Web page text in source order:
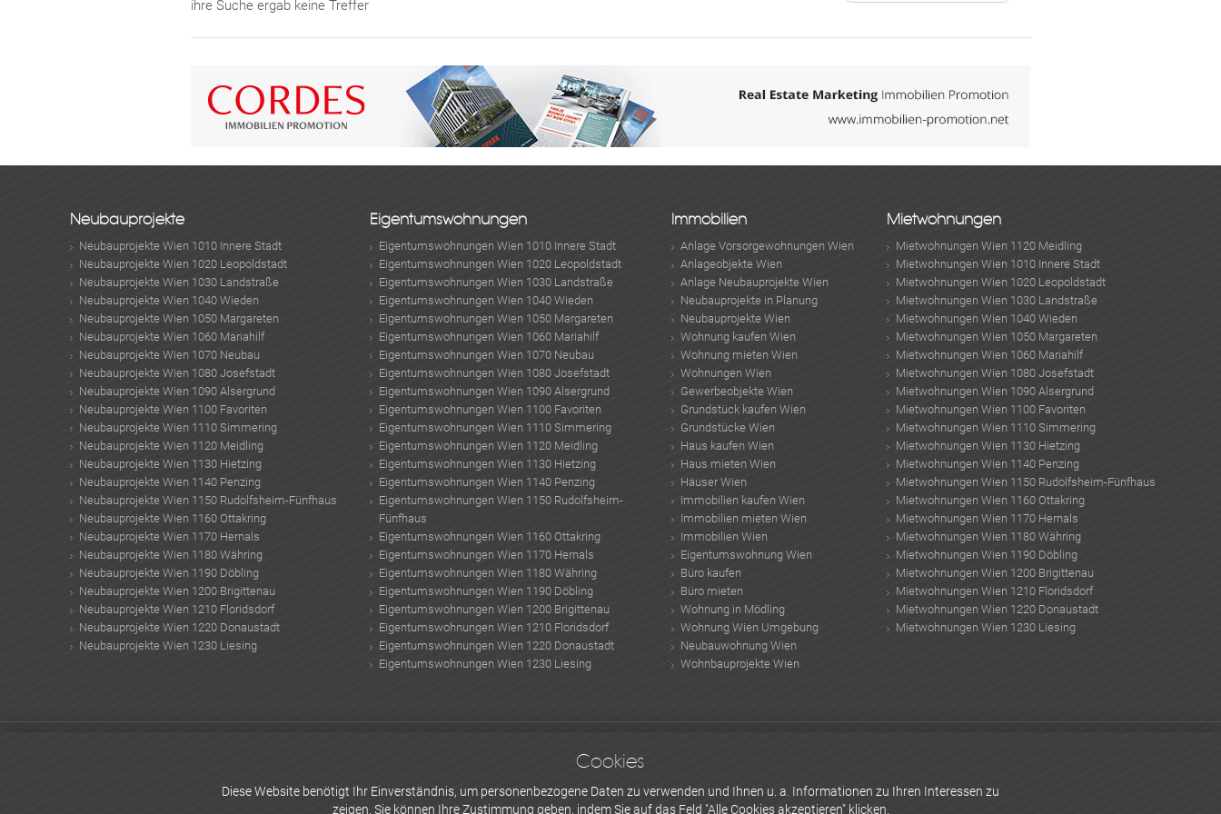
ihre Suche ergab keine Treffer
Neubauprojekte
Neubauprojekte Wien 1010 Innere Stadt
Neubauprojekte Wien 1020 Leopoldstadt
Neubauprojekte Wien 1030 Landstraße
Neubauprojekte Wien 1040 Wieden
Neubauprojekte Wien 1050 Margareten
Neubauprojekte Wien 1060 Mariahilf
Neubauprojekte Wien 1070 Neubau
Neubauprojekte Wien 1080 Josefstadt
Neubauprojekte Wien 1090 Alsergrund
Neubauprojekte Wien 1100 Favoriten
Neubauprojekte Wien 1110 Simmering
Neubauprojekte Wien 1120 Meidling
Neubauprojekte Wien 1130 Hietzing
Neubauprojekte Wien 1140 Penzing
Neubauprojekte Wien 1150 Rudolfsheim-Fünfhaus
Neubauprojekte Wien 1160 Ottakring
Neubauprojekte Wien 1170 Hernals
Neubauprojekte Wien 1180 Währing
Neubauprojekte Wien 1190 Döbling
Neubauprojekte Wien 1200 Brigittenau
Neubauprojekte Wien 1210 Floridsdorf
Neubauprojekte Wien 1220 Donaustadt
Neubauprojekte Wien 1230 Liesing
Eigentumswohnungen
Eigentumswohnungen Wien 1010 Innere Stadt
Eigentumswohnungen Wien 1020 Leopoldstadt
Eigentumswohnungen Wien 1030 Landstraße
Eigentumswohnungen Wien 1040 Wieden
Eigentumswohnungen Wien 1050 Margareten
Eigentumswohnungen Wien 1060 Mariahilf
Eigentumswohnungen Wien 1070 Neubau
Eigentumswohnungen Wien 1080 Josefstadt
Eigentumswohnungen Wien 1090 Alsergrund
Eigentumswohnungen Wien 1100 Favoriten
Eigentumswohnungen Wien 1110 Simmering
Eigentumswohnungen Wien 1120 Meidling
Eigentumswohnungen Wien 1130 Hietzing
Eigentumswohnungen Wien 1140 Penzing
Eigentumswohnungen Wien 1150 Rudolfsheim-
Fünfhaus
Eigentumswohnungen Wien 1160 Ottakring
Eigentumswohnungen Wien 1170 Hernals
Eigentumswohnungen Wien 1180 Währing
Eigentumswohnungen Wien 1190 Döbling
Eigentumswohnungen Wien 1200 Brigittenau
Eigentumswohnungen Wien 1210 Floridsdorf
Eigentumswohnungen Wien 1220 Donaustadt
Eigentumswohnungen Wien 1230 Liesing
Immobilien
Anlage Vorsorgewohnungen Wien
Anlageobjekte Wien
Anlage Neubauprojekte Wien
Neubauprojekte in Planung
Neubauprojekte Wien
Wohnung kaufen Wien
Wohnung mieten Wien
Wohnungen Wien
Gewerbeobjekte Wien
Grundstück kaufen Wien
Grundstücke Wien
Haus kaufen Wien
Haus mieten Wien
Häuser Wien
Immobilien kaufen Wien
Immobilien mieten Wien
Immobilien Wien
Eigentumswohnung Wien
Büro kaufen
Büro mieten
Wohnung in Mödling
Wohnung Wien Umgebung
Neubauwohnung Wien
Wohnbauprojekte Wien
Mietwohnungen
Mietwohnungen Wien 1120 Meidling
Mietwohnungen Wien 1010 Innere Stadt
Mietwohnungen Wien 1020 Leopoldstadt
Mietwohnungen Wien 1030 Landstraße
Mietwohnungen Wien 1040 Wieden
Mietwohnungen Wien 1050 Margareten
Mietwohnungen Wien 1060 Mariahilf
Mietwohnungen Wien 1080 Josefstadt
Mietwohnungen Wien 1090 Alsergrund
Mietwohnungen Wien 1100 Favoriten
Mietwohnungen Wien 1110 Simmering
Mietwohnungen Wien 1130 Hietzing
Mietwohnungen Wien 1140 Penzing
Mietwohnungen Wien 1150 Rudolfsheim-Fünfhaus
Mietwohnungen Wien 1160 Ottakring
Mietwohnungen Wien 1170 Hernals
Mietwohnungen Wien 1180 Währing
Mietwohnungen Wien 1190 Döbling
Mietwohnungen Wien 1200 Brigittenau
Mietwohnungen Wien 1210 Floridsdorf
Mietwohnungen Wien 1220 Donaustadt
Mietwohnungen Wien 1230 Liesing
siebenbürgen LionRealEstate GmbH
reiseziele oktober
Cookies
Diese Website benötigt Ihr Einverständnis, um personenbezogene Daten zu verwenden und Ihnen u. a. Informationen zu Ihren Interessen zu
zeigen. Sie können IhreZustimmung geben, indem Sie auf das Feld "Alle Cookies akzeptieren" klicken.